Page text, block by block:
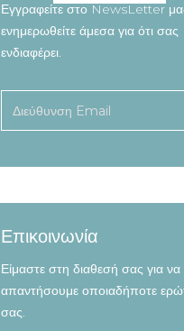
Εγγραφείτε στο NewsLetter
ενημερωθείτε άμεσα για ότι σας
ενδιαφέρει.
Επικοινωνία
Είμαστε στη διαθεσή σας για να
απαντήσουμε οποιαδήποτε
σας.